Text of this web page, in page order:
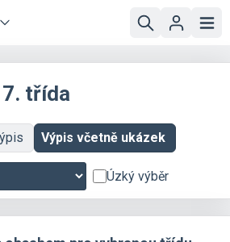
třída
Výpis včetně ukázek
Úzký výběr